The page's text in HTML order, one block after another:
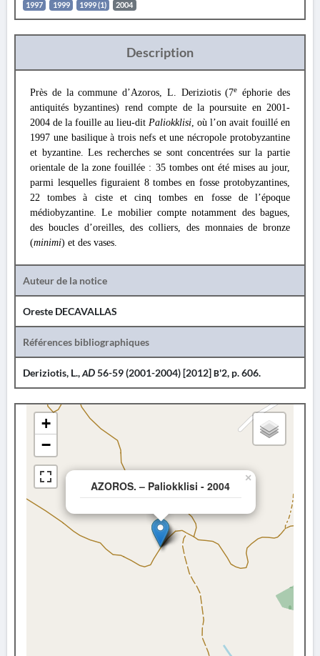
1997 1999 1999 (1) 2004
Description
Près de la commune d’Azoros, L. Deriziotis (7e
éphorie des
antiquités byzantines) rend compte de la poursuite en 2001-
2004 de la fouille au lieu-dit Paliokklisi, où l’on avait fouillé en
1997 une basilique à trois nefs et une nécropole protobyzantine
et byzantine. Les recherches se sont concentrées sur la partie
orientale de la zone fouillée : 35 tombes ont été mises au jour,
parmi lesquelles figuraient 8 tombes en fosse protobyzantines,
22 tombes à ciste et cinq tombes en fosse de l’époque
médiobyzantine. Le mobilier compte notamment des bagues,
des boucles d’oreilles, des colliers, des monnaies de bronze
(minimi) et des vases.
Auteur de la notice
Oreste DECAVALLAS
Références bibliographiques
Deriziotis, L.,ΑD56-59 (2001-2004) [2012] Β'2, p. 606.
AZOROS. – Paliokklisi - 2004
×
+
−